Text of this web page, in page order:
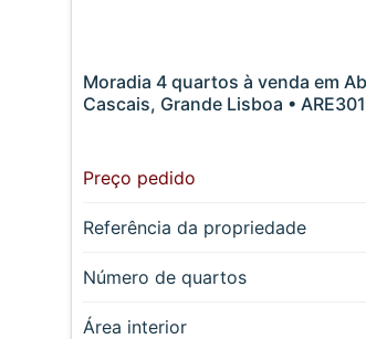
Moradia 4 quartos à venda em
Cascais, Grande Lisboa •
Preço pedido
Referência da propriedade
Número de quartos
Área interior